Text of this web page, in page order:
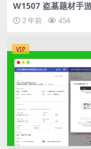
W1507 盗墓题材手
诀之鬼语迷城】2024
单机一键即玩镜像
2 年前 454
VIP